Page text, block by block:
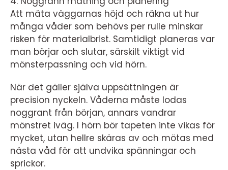
Att mäta väggarnas höjd och räkna ut hur
många våder som behövs per rulle minskar
risken för materialbrist. Samtidigt planeras var
man börjar och slutar, särskilt viktigt vid
mönsterpassning och vid hörn.
När det gäller själva uppsättningen är
precision nyckeln. Våderna måste lodas
noggrant från början, annars vandrar
mönstret iväg. I hörn bör tapeten inte vikas för
mycket, utan hellre skäras av och mötas med
nästa våd för att undvika spänningar och
sprickor.